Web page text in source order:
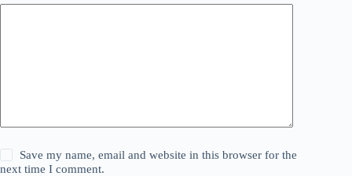
Save my name, email and website in this browser for the
next time I comment.